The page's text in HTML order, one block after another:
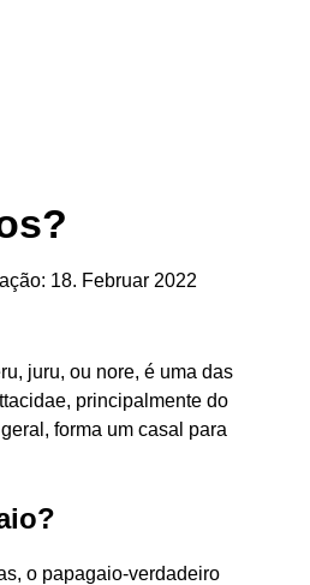
18. Februar 2022
juru, ou nore, é uma das
principalmente do
forma um casal para
o papagaio-verdadeiro